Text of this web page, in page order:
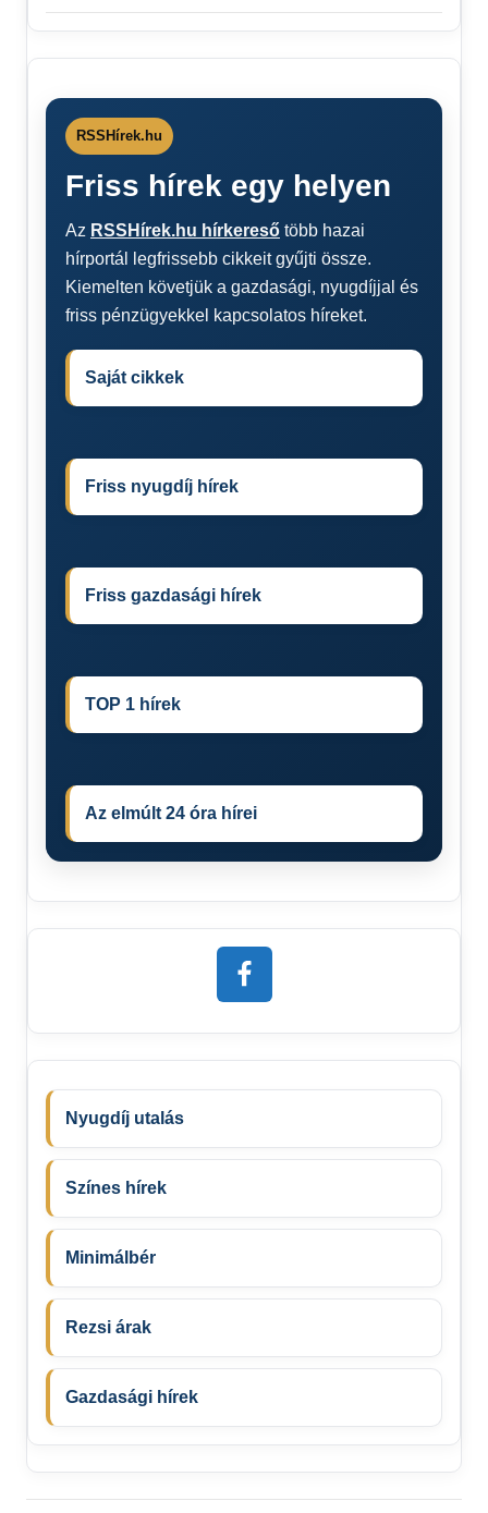
RSSHírek.hu
Friss hírek egy helyen
Az RSSHírek.hu hírkereső több hazai
hírportál legfrissebb cikkeit gyűjti össze.
Kiemelten követjük a gazdasági, nyugdíjjal és
friss pénzügyekkel kapcsolatos híreket.
Saját cikkek
Friss nyugdíj hírek
Friss gazdasági hírek
TOP 1 hírek
Az elmúlt 24 óra hírei
Nyugdíj utalás
Színes hírek
Minimálbér
Rezsi árak
Gazdasági hírek